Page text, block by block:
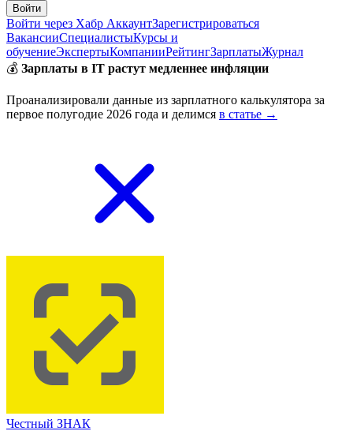
Войти
Войти через Хабр АккаунтЗарегистрироваться
ВакансииСпециалистыКурсы и
обучениеЭкспертыКомпанииРейтингЗарплатыЖурнал
💰 Зарплаты в IT растут медленнее инфляции
Проанализировали данные из зарплатного калькулятора за
первое полугодие 2026 года и делимся в статье →
Честный ЗНАК